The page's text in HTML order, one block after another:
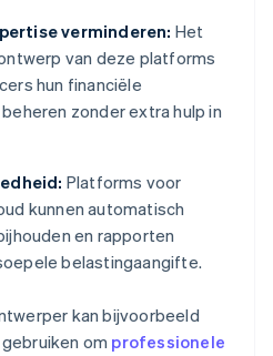
verminderen: Het
van deze platforms
hun financiële
zonder extra hulp in
Platforms voor
kunnen automatisch
en rapporten
belastingaangifte.
kan bijvoorbeeld
om professionele